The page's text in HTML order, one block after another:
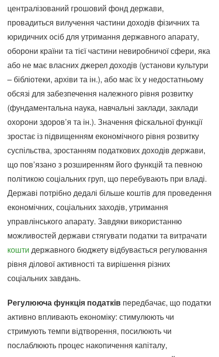
централізований грошовий фонд держави,
провадиться вилучення частини доходів фізичних та
юридичних осіб для утримання державного апарату,
оборони країни та тієї частини невиробничої сфери, яка
або не має власних джерел доходів (установи культури
– бібліотеки, архіви та ін.), або має їх у недостатньому
обсязі для забезпечення належного рівня розвитку
(фундаментальна наука, навчальні заклади, заклади
охорони здоров’я та ін.). Значення фіскальної функції
зростає із підвищенням економічного рівня розвитку
суспільства, зростанням податкових доходів держави,
що пов’язано з розширенням його функцій та певною
політикою соціальних груп, що перебувають при владі.
Державі потрібно дедалі більше коштів для проведення
економічних, соціальних заходів, утримання
управлінського апарату. Завдяки використанню
можливостей держави стягувати податки та витрачати
кошти державного бюджету відбувається регулювання
рівня ділової активності та вирішення різних
соціальних завдань.
Регулююча функція податків передбачає, що податки
активно впливають економіку: стимулюють чи
стримують темпи відтворення, посилюють чи
послаблюють процес накопичення капіталу,